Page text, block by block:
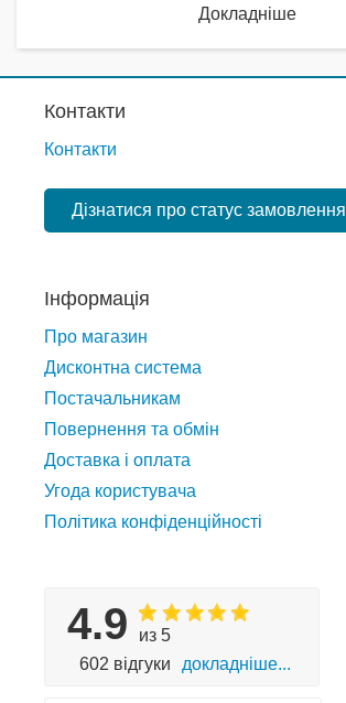
Докладніше
Контакти
Контакти
Дізнатися про статус замовлення
Інформація
Про магазин
Дисконтна система
Постачальникам
Повернення та обмін
Доставка і оплата
Угода користувача
Політика конфіденційності
4.9
из 5
602 відгуки
докладніше...